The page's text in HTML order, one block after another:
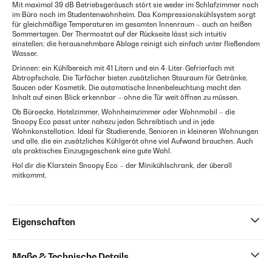
Mit maximal 39 dB Betriebsgeräusch stört sie weder im Schlafzimmer noch
im Büro noch im Studentenwohnheim. Das Kompressionskühlsystem sorgt
für gleichmäßige Temperaturen im gesamten Innenraum – auch an heißen
Sommertagen. Der Thermostat auf der Rückseite lässt sich intuitiv
einstellen; die herausnehmbare Ablage reinigt sich einfach unter fließendem
Wasser.
Drinnen: ein Kühlbereich mit 41 Litern und ein 4-Liter-Gefrierfach mit
Abtropfschale. Die Türfächer bieten zusätzlichen Stauraum für Getränke,
Saucen oder Kosmetik. Die automatische Innenbeleuchtung macht den
Inhalt auf einen Blick erkennbar – ohne die Tür weit öffnen zu müssen.
Ob Büroecke, Hotelzimmer, Wohnheimzimmer oder Wohnmobil – die
Snoopy Eco passt unter nahezu jeden Schreibtisch und in jede
Wohnkonstellation. Ideal für Studierende, Senioren in kleineren Wohnungen
und alle, die ein zusätzliches Kühlgerät ohne viel Aufwand brauchen. Auch
als praktisches Einzugsgeschenk eine gute Wahl.
Hol dir die Klarstein Snoopy Eco – der Minikühlschrank, der überall
mitkommt.
Eigenschaften